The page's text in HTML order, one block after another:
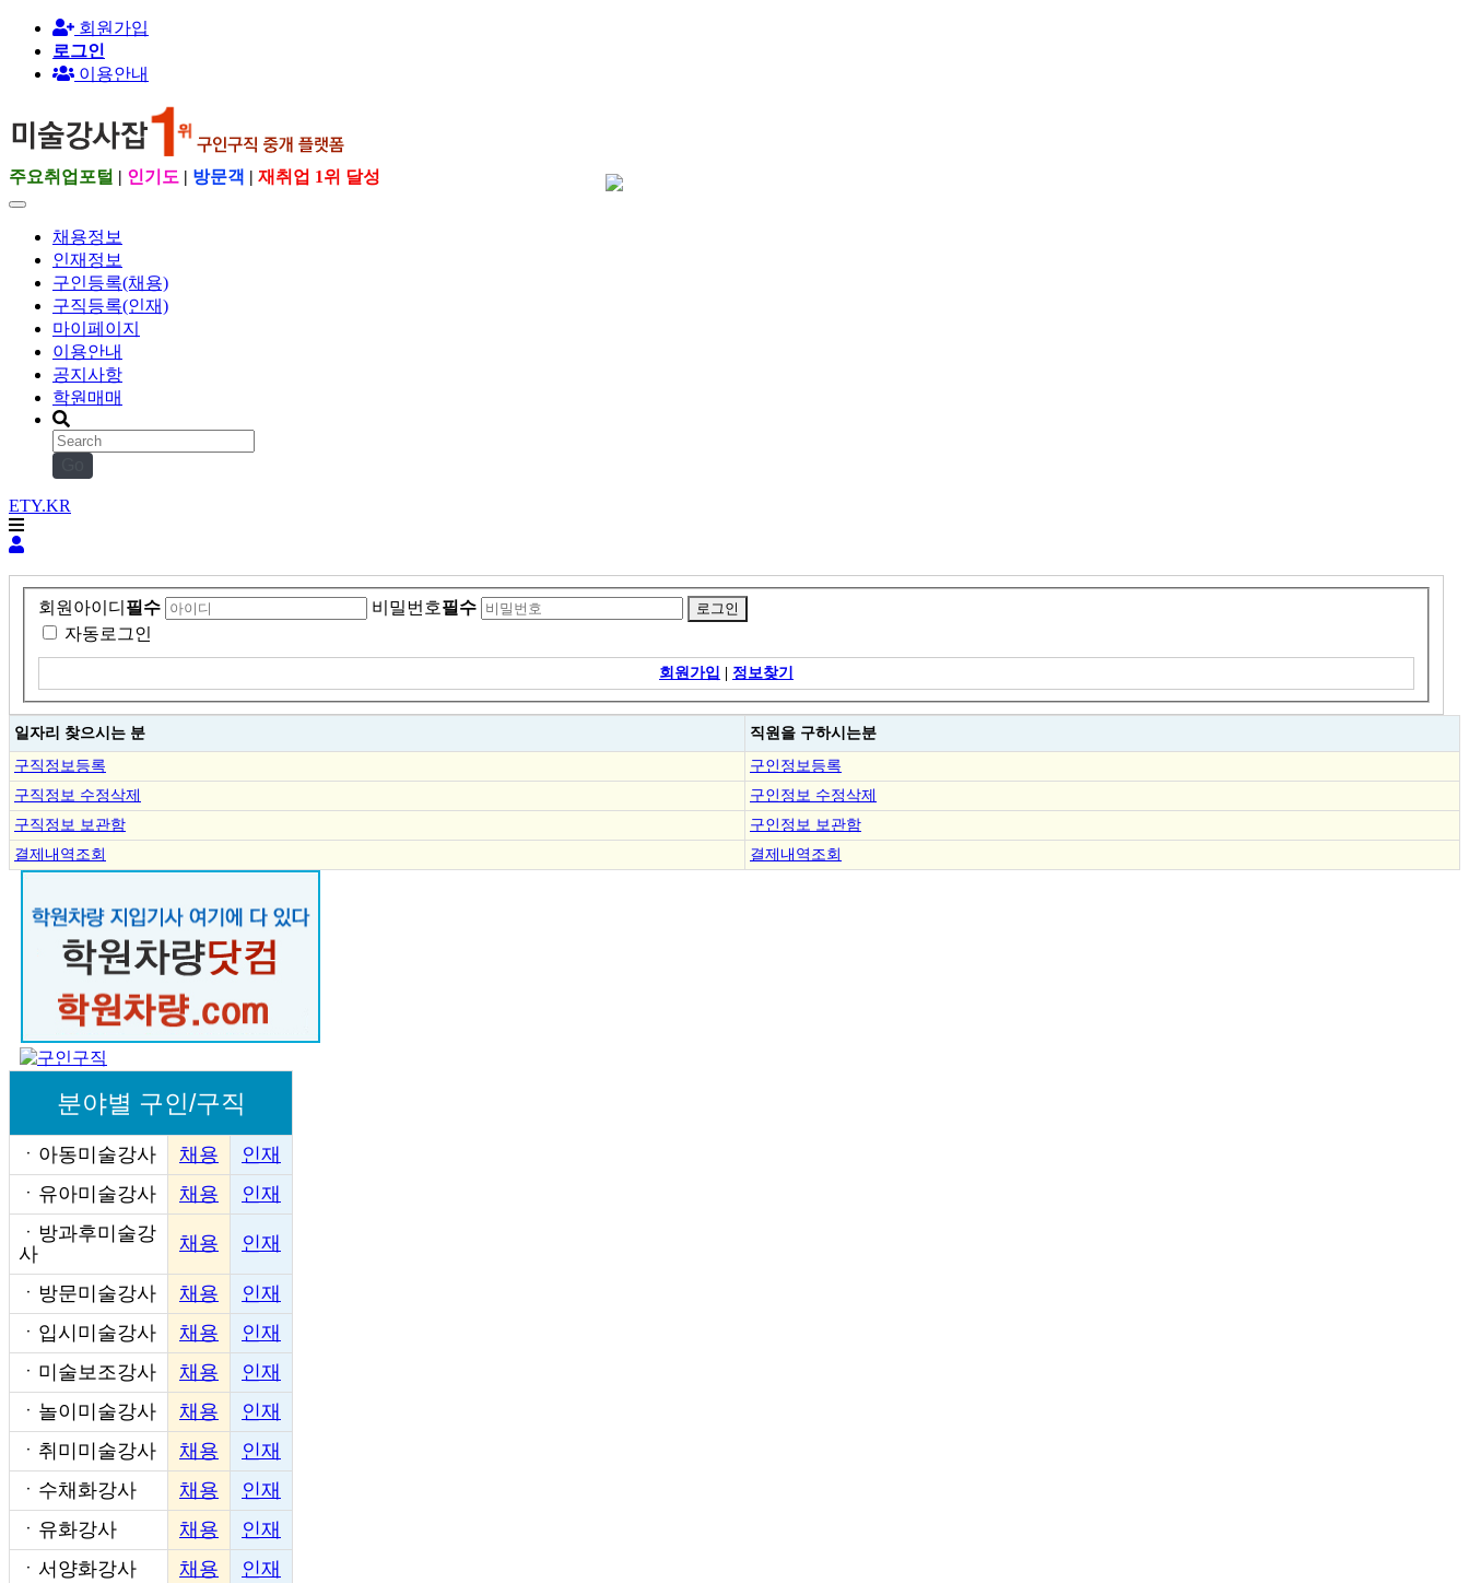
회원가입
로그인
이용안내
주요취업포털 | 인기도 | 방문객 | 재취업 1위 달성
채용정보
인재정보
구인등록(채용)
구직등록(인재)
마이페이지
이용안내
공지사항
학원매매
ETY.KR
회원아이디 필수 비밀번호필수
자동로그인
회원가입 | 정보찾기
일자리 찾으시는 분 직원을 구하시는분
구직정보등록
구인정보등록
구직정보 수정삭제
구인정보 수정삭제
구직정보 보관함
구인정보 보관함
결제내역조회
결제내역조회
분야별 구인/구직
ㆍ 아동미술강사 채용
인재
ㆍ 유아미술강사 채용
인재
ㆍ 방과후미술강
사
채용 인재
ㆍ 방문미술강사 채용
인재
ㆍ 입시미술강사 채용
인재
ㆍ 미술보조강사 채용
인재
ㆍ 놀이미술강사 채용
인재
ㆍ 취미미술강사 채용
인재
ㆍ 수채화강사 채용
인재
ㆍ 유화강사 채용
인재
ㆍ 서양화강사 채용
인재